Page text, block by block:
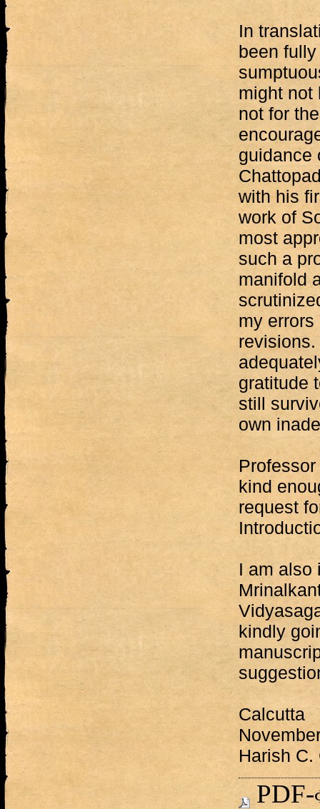
In
been
might not
not for
guidance
with his
work of
most
such a
manifold
my
gratitude
still
own
kind
request
I am also
kindly
Calcutta
Harish C.
PDF-